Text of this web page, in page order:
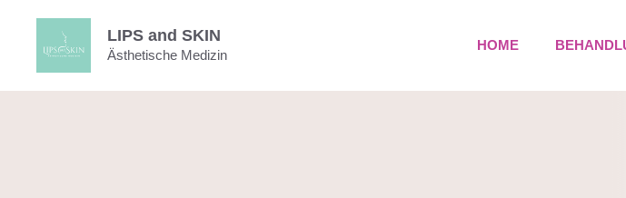
springen
LIPS and SKIN
Ästhetische Medizin
HOME